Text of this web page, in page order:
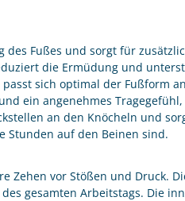
Fußes und sorgt für
die Ermüdung und
passt sich optimal der Fußform
ein angenehmes Tragegefühl,
an den Knöcheln und
Stunden auf den Beinen sind.
Zehen vor Stößen und Druck.
gesamten Arbeitstags. Die